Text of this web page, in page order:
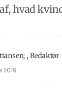
hvad
, Redaktør
2019